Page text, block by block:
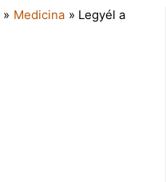
» Medicina » Legyél a